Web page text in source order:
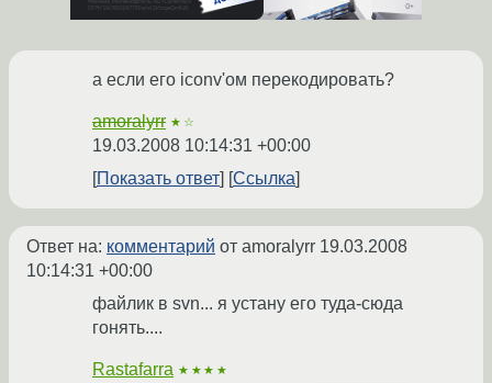
а если его iconv'ом перекодировать?
amoralyrr ★☆
19.03.2008 10:14:31 +00:00
Показать ответ
Ссылка
Ответ на: комментарий от amoralyrr 19.03.2008
10:14:31 +00:00
файлик в svn... я устану его туда-сюда
гонять....
Rastafarra ★★★★